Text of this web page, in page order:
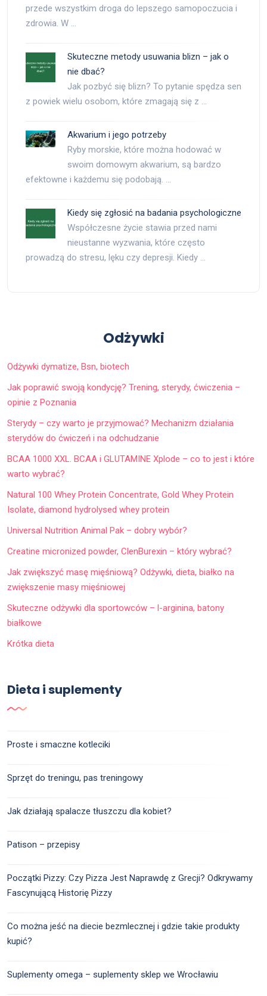
przede wszystkim droga do lepszego samopoczucia i
zdrowia. W …
Skuteczne metody usuwania blizn – jak o
nie dbać?
Jak pozbyć się blizn? To pytanie spędza sen
z powiek wielu osobom, które zmagają się z …
Akwarium i jego potrzeby
Ryby morskie, które można hodować w
swoim domowym akwarium, są bardzo
efektowne i każdemu się podobają. …
Kiedy się zgłosić na badania psychologiczne
Współczesne życie stawia przed nami
nieustanne wyzwania, które często
prowadzą do stresu, lęku czy depresji. Kiedy …
Odżywki
Odżywki dymatize, Bsn, biotech
Jak poprawić swoją kondycję? Trening, sterydy, ćwiczenia –
opinie z Poznania
Sterydy – czy warto je przyjmować? Mechanizm działania
sterydów do ćwiczeń i na odchudzanie
BCAA 1000 XXL. BCAA i GLUTAMINE Xplode – co to jest i które
warto wybrać?
Natural 100 Whey Protein Concentrate, Gold Whey Protein
Isolate, diamond hydrolysed whey protein
Universal Nutrition Animal Pak – dobry wybór?
Creatine micronized powder, ClenBurexin – który wybrać?
Jak zwiększyć masę mięśniową? Odżywki, dieta, białko na
zwiększenie masy mięśniowej
Skuteczne odżywki dla sportowców – l-arginina, batony
białkowe
Krótka dieta
Dieta i suplementy
Proste i smaczne kotleciki
Sprzęt do treningu, pas treningowy
Jak działają spalacze tłuszczu dla kobiet?
Patison – przepisy
Początki Pizzy: Czy Pizza Jest Naprawdę z Grecji? Odkrywamy
Fascynującą Historię Pizzy
Co można jeść na diecie bezmlecznej i gdzie takie produkty
kupić?
Suplementy omega – suplementy sklep we Wrocławiu